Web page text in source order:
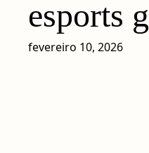
esports
fevereiro 10, 2026